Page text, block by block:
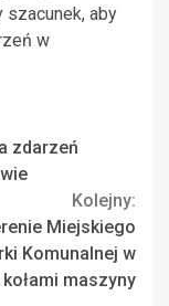
aby
w
zdarzeń
Kolejny:
Miejskiego
Komunalnej w
maszyny